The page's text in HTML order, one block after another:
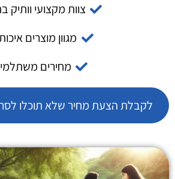
צוות מקצועי וותיק
מגוון מוצרים
מחירים
לקבלת הצעת מחיר שלא תוכלו